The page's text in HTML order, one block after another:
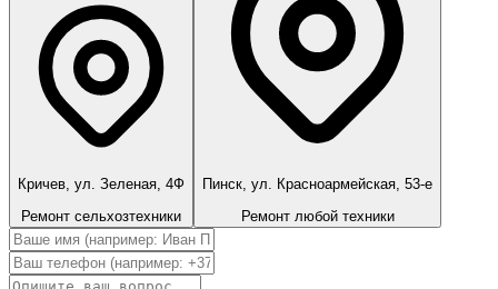
Кричев, ул. Зеленая, 4Ф
Ремонт сельхозтехники
Пинск, ул. Красноармейская, 53-е
Ремонт любой техники